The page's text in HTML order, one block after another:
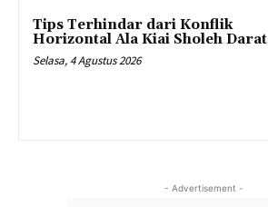
Tips Terhindar dari Konflik
Horizontal Ala Kiai Sholeh Darat
Selasa, 4 Agustus 2026
- Advertisement -